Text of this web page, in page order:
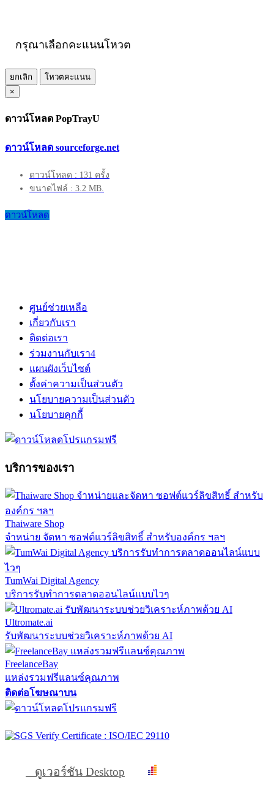
กรุณาเลือกคะแนนโหวต
ยกเลิก
โหวตคะแนน
×
ดาวน์โหลด PopTrayU
ดาวน์โหลด sourceforge.net
ดาวน์โหลด : 131 ครั้ง
ขนาดไฟล์ : 3.2 MB.
ดาวน์โหลด
ศูนย์ช่วยเหลือ
เกี่ยวกับเรา
ติดต่อเรา
ร่วมงานกับเรา4
แผนผังเว็บไซต์
ตั้งค่าความเป็นส่วนตัว
นโยบายความเป็นส่วนตัว
นโยบายคุกกี้
บริการของเรา
Thaiware Shop
จำหน่าย จัดหา ซอฟต์แวร์ลิขสิทธิ์ สำหรับองค์กร ฯลฯ
TumWai Digital Agency
บริการรับทำการตลาดออนไลน์แบบไวๆ
Ultromate.ai
รับพัฒนาระบบช่วยวิเคราะห์ภาพด้วย AI
FreelanceBay
แหล่งรวมฟรีแลนซ์คุณภาพ
ติดต่อโฆษณาบน
ดูเวอร์ชัน Desktop